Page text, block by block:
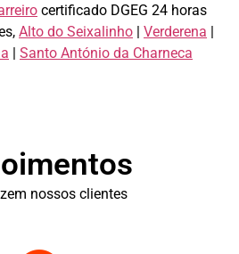
certificado DGEG 24 horas
Alto do Seixalinho | Verderena |
| Santo António da Charneca
nossos clientes